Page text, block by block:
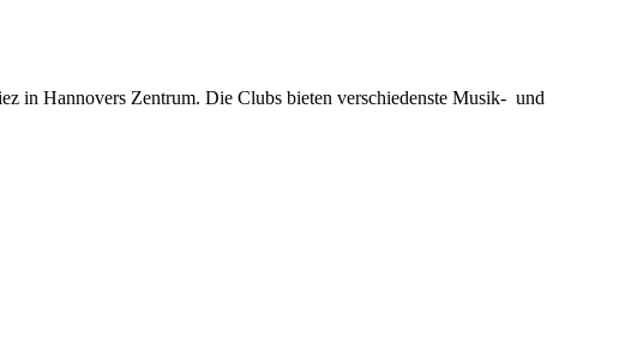
in Hannovers Zentrum. Die Clubs bieten verschiedenste Musik- und